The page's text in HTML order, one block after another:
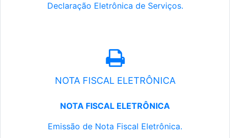
Declaração Eletrônica de Serviços.
NOTA FISCAL ELETRÔNICA
NOTA FISCAL ELETRÔNICA
Emissão de Nota Fiscal Eletrônica.